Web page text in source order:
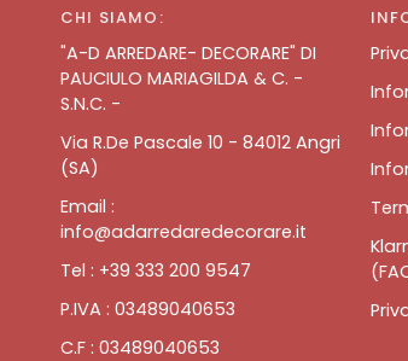
CHI SIAMO:
"A-D ARREDARE- DECORARE" DI
PAUCIULO MARIAGILDA & C. -
S.N.C. -
Via R.De Pascale 10 - 84012 Angri
(SA)
Email :
info@adarredaredecorare.it
Tel : +39 333 200 9547
P.IVA : 03489040653
C.F : 03489040653